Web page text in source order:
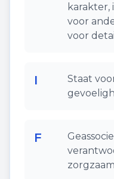
karakter,
voor
voor
I
Staat
F